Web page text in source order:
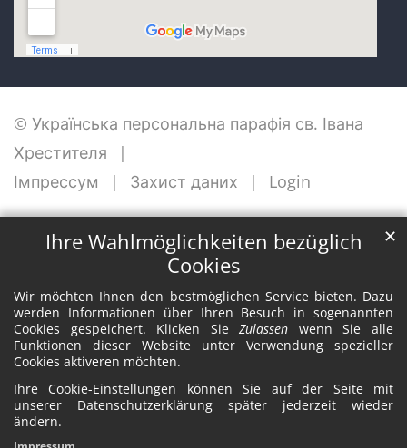
Ihre Wahlmöglichkeiten bezüglich
Cookies
Wir möchten Ihnen den bestmöglichen Service bieten. Dazu
werden Informationen über Ihren Besuch in sogenannten
Cookies gespeichert. Klicken SieZulassen wenn Sie alle
Funktionen dieser Website unter Verwendung spezieller
Cookies aktiveren möchten.
Ihre Cookie-Einstellungen können Sie auf der Seite mit
unserer Datenschutzerklärung später jederzeit wieder
ändern.
✕
© Українська персональна парафія св. Івана
Хрестителя
Імпрессум
Захист даних Login